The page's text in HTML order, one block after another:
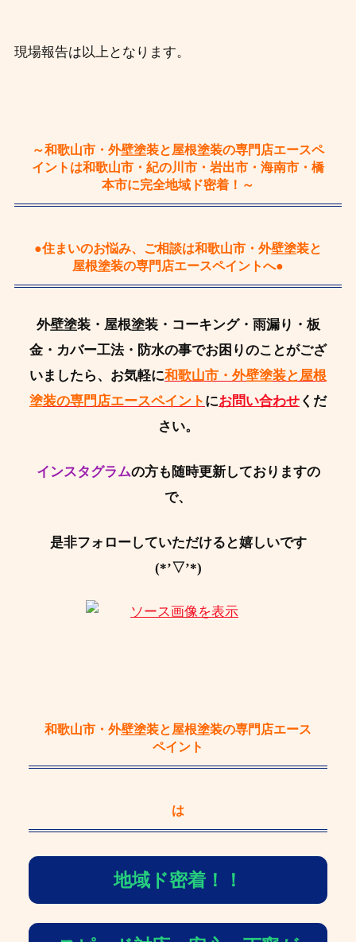
現場報告は以上となります。
～和歌山市・外壁塗装と屋根塗装の専門店エースペ
イントは和歌山市・紀の川市・岩出市・海南市・橋
本市に完全地域ド密着！～
●住まいのお悩み、ご相談は和歌山市・外壁塗装と
屋根塗装の専門店エースペイントへ●
外壁塗装・屋根塗装・コーキング・雨漏り・板
金・カバー工法・防水の事でお困りのことがござ
いましたら、お気軽に和歌山市・外壁塗装と屋根
塗装の専門店エースペイント にお問い合わせ くだ
さい。
インスタグラムの方も随時更新しておりますの
で、
是非フォローしていただけると嬉しいです
(*’▽’*)
和歌山市・外壁塗装と屋根塗装の専門店エース
ペイント
は
地域ド密着！！